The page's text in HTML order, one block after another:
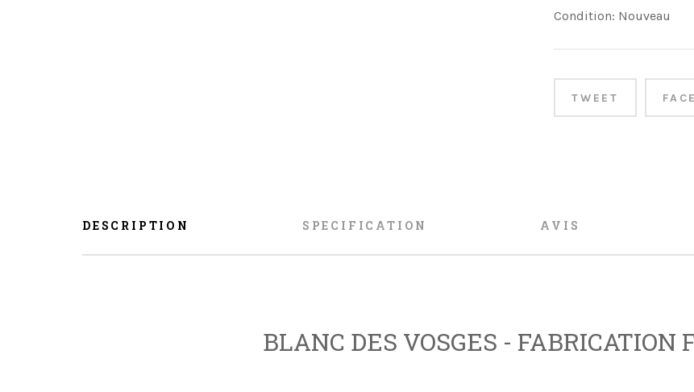
Condition: Nouveau
TWEET
DESCRIPTION SPECIFICATION AVIS
BLANC DES VOSGES - FABRICATION